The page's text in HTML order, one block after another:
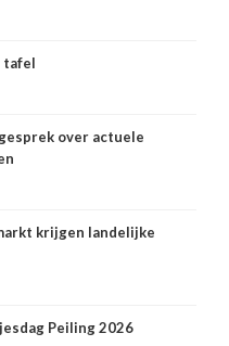
tafel
over actuele
krijgen landelijke
Peiling 2026